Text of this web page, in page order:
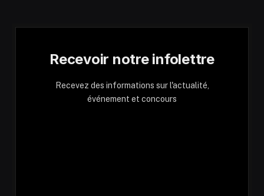
Recevoir notre infolettre
Recevez des informations sur l'actualité,
événement et concours